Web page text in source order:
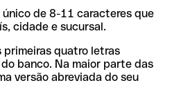
único de 8-11 caracteres que
cidade e sucursal.
primeiras quatro letras
banco. Na maior parte das
versão abreviada do seu